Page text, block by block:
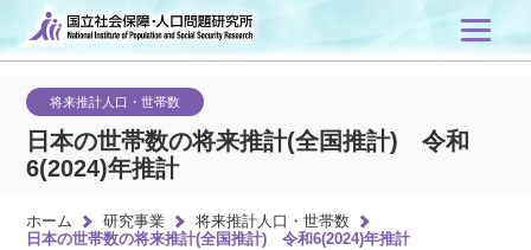
将来推計人口・世帯数
日本の世帯数の将来推計(全国推計) 令和
6(2024)年推計
ホーム 研究事業
将来推計人口・世帯数
日本の世帯数の将来推計(全国推計) 令和6(2024)年推計